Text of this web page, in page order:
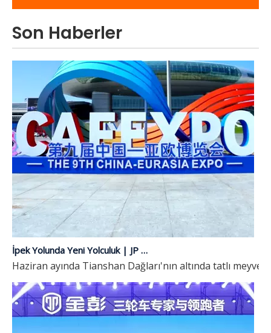
Son Haberler
Haziran ayında Tianshan Dağları'nın altında tatlı